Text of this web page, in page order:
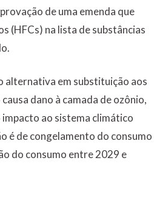
de uma emenda que
(HFCs) na lista de substâncias
alternativa em substituição aos
dano à camada de ozônio,
ao sistema climático
é de congelamento do consumo
do consumo entre 2029 e